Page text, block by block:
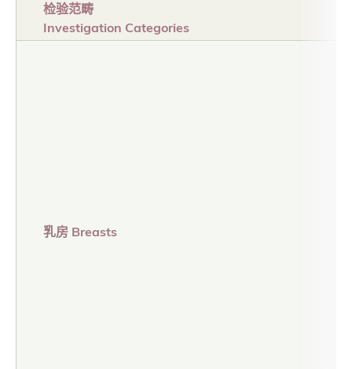
检验范畴
Investigation Categories
乳房 Breasts